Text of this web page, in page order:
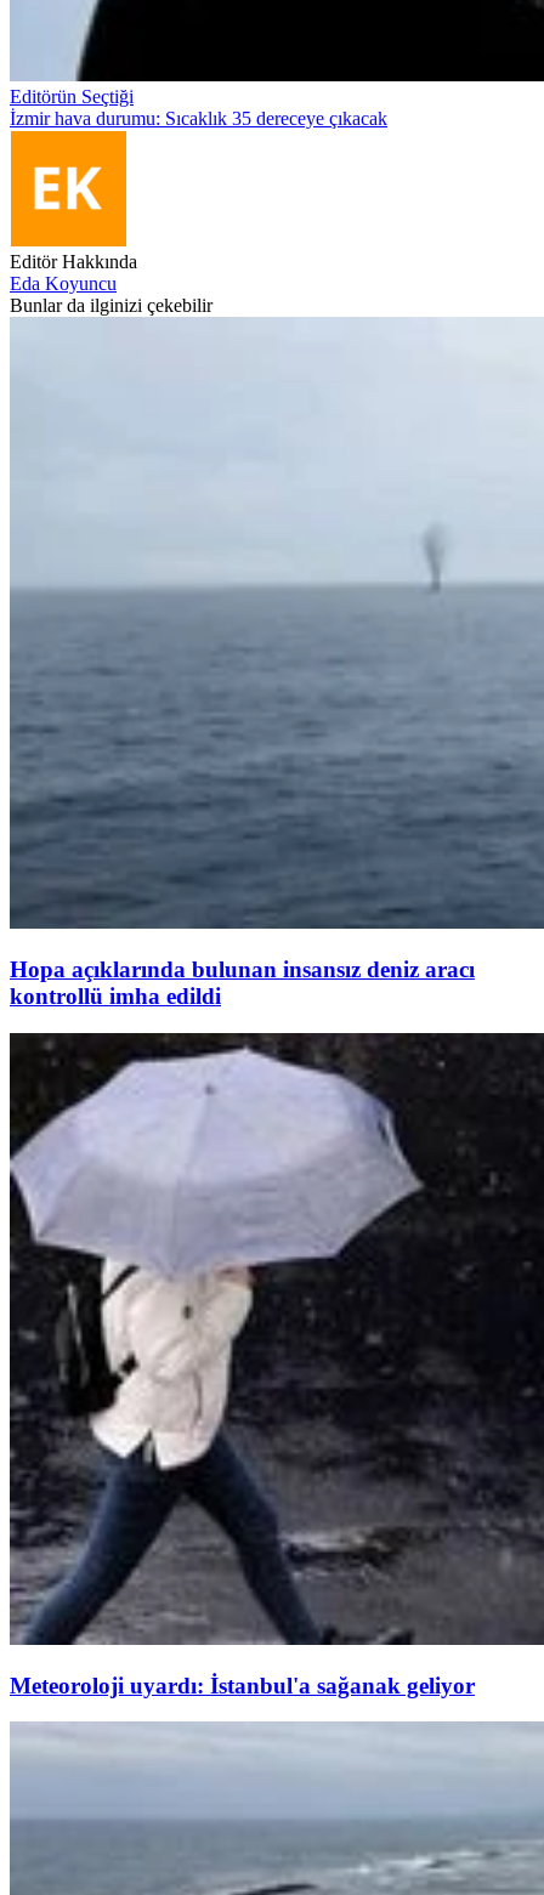
Editörün Seçtiği
İzmir hava durumu: Sıcaklık 35 dereceye çıkacak
Editör Hakkında
Eda Koyuncu
Bunlar da ilginizi çekebilir
Hopa açıklarında bulunan insansız deniz aracı
kontrollü imha edildi
Meteoroloji uyardı: İstanbul'a sağanak geliyor